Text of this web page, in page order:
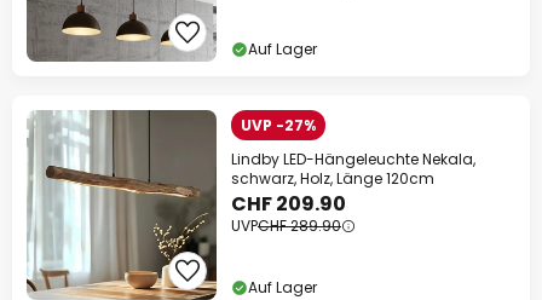
Auf Lager
UVP -27%
Lindby LED-Hängeleuchte Nekala,
schwarz, Holz, Länge 120cm
CHF 209.90
UVPCHF 289.90
Auf Lager